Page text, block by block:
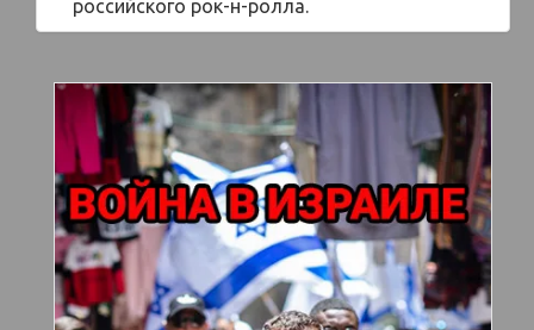
российского рок-н-ролла.